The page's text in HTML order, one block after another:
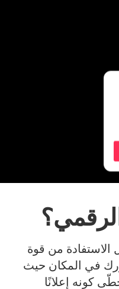
الاستفادة من قوة
في المكان حيث
كونه إعلانًا